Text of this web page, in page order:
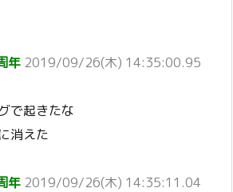
年 2019/09/26(木) 14:35:00.95
で起きたな
消えた
年 2019/09/26(木) 14:35:11.04